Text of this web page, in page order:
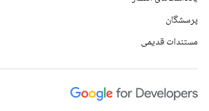
پرسشگان
مستندات قدیمی